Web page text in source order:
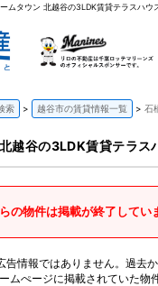
ムタウン 北越谷の3LDK賃貸テラスハ
索 越谷市の賃貸情報一覧 石
北越谷の3LDK賃貸テラス
の物件は掲載が終了してい
告情報ではありません。過去
ぺージに掲載されていた物